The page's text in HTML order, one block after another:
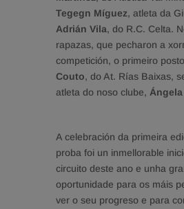
Tegegn Míguez, atleta da
Adrián Vila, do R.C. Celta.
rapazas, que pecharon a
competición, o primeiro
Couto, do At. Rías Baixas,
atleta do noso clube,
A celebración da primeira
proba foi un inmellorable
circuito deste ano e unha
oportunidade para os máis
ver o seu progreso e para